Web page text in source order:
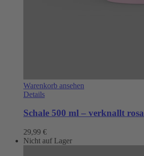
Warenkorb ansehen
Details
Schale 500 ml – verknallt rosa
29,99 €
Nicht auf Lager